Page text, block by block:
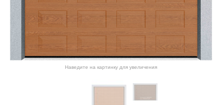
Наведите на картинку для увеличения